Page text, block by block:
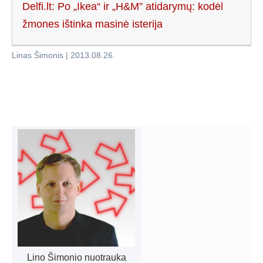
Delfi.lt: Po „Ikea“ ir „H&M” atidarymų: kodėl
žmones ištinka masinė isterija
Linas Šimonis | 2013.08.26
Lino Šimonio nuotrauka